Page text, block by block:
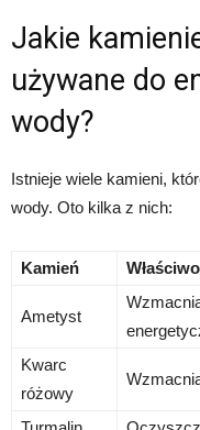
Jakie
używane do
wody?
Istnieje wiele kamieni,
wody. Oto kilka z nich:
Kamień
Ametyst
Kwarc
różowy